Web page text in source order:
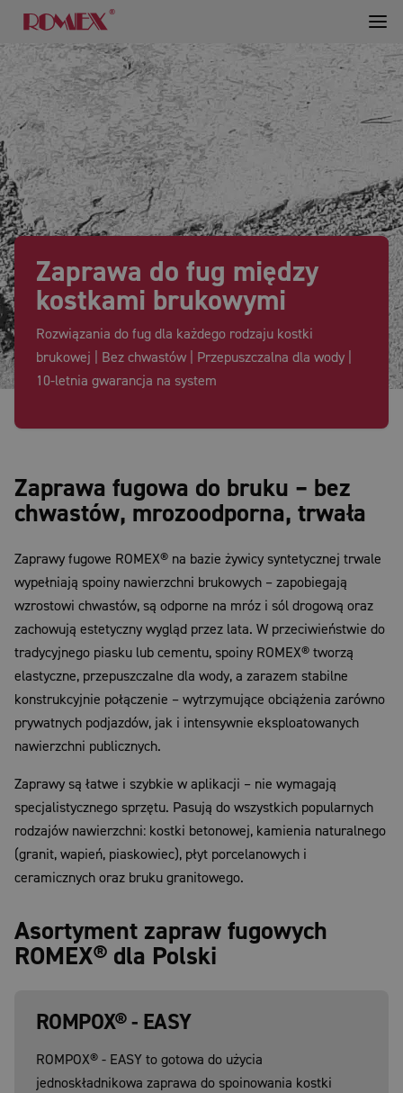
Zaprawa do fug między
kostkami brukowymi
Rozwiązania do fug dla każdego rodzaju kostki
brukowej | Bez chwastów | Przepuszczalna dla wody |
10-letnia gwarancja na system
Zaprawa fugowa do bruku – bez
chwastów, mrozoodporna, trwała
Zaprawy fugowe ROMEX® na bazie żywicy syntetycznej trwale
wypełniają spoiny nawierzchni brukowych – zapobiegają
wzrostowi chwastów, są odporne na mróz i sól drogową oraz
zachowują estetyczny wygląd przez lata. W przeciwieństwie do
tradycyjnego piasku lub cementu, spoiny ROMEX® tworzą
elastyczne, przepuszczalne dla wody, a zarazem stabilne
konstrukcyjnie połączenie – wytrzymujące obciążenia zarówno
prywatnych podjazdów, jak i intensywnie eksploatowanych
nawierzchni publicznych.
Zaprawy są łatwe i szybkie w aplikacji – nie wymagają
specjalistycznego sprzętu. Pasują do wszystkich popularnych
rodzajów nawierzchni: kostki betonowej, kamienia naturalnego
(granit, wapień, piaskowiec), płyt porcelanowych i
ceramicznych oraz bruku granitowego.
Asortyment zapraw fugowych
ROMEX® dla Polski
ROMPOX® - EASY
ROMPOX® - EASY to gotowa do użycia
jednoskładnikowa zaprawa do spoinowania kostki